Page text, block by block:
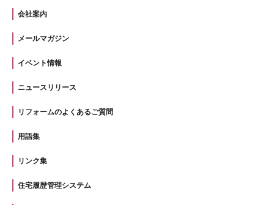
会社案内
メールマガジン
イベント情報
ニュースリリース
リフォームのよくあるご質問
用語集
リンク集
住宅履歴管理システム